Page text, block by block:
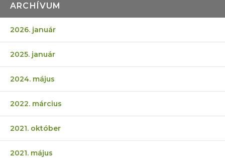
ARCHÍVUM
2026. január
2025. január
2024. május
2022. március
2021. október
2021. május